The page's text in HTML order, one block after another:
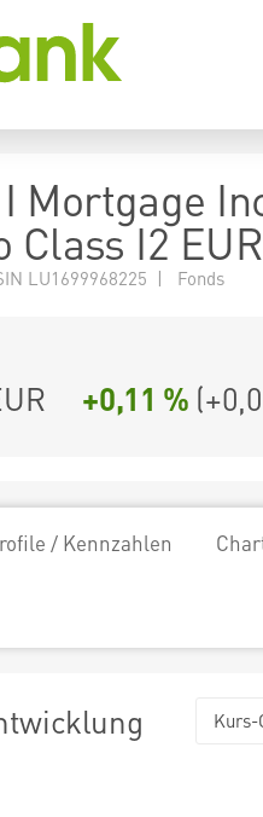
Mortgage
Class I2
LU1699968225 | Fonds
+0,11 % (
/ Kennzahlen
Kurs-